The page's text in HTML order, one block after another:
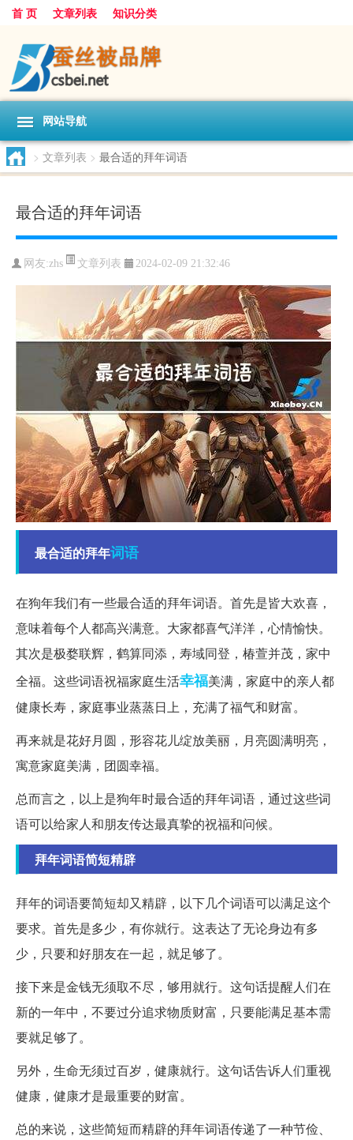
首 页 文章列表 知识分类
网站导航
> 文章列表 > 最合适的拜年词语
最合适的拜年词语
网友:zhs 文章列表 2024-02-09 21:32:46
最合适的拜年词语
在狗年我们有一些最合适的拜年词语。首先是皆大欢喜，
意味着每个人都高兴满意。大家都喜气洋洋，心情愉快。
其次是极婺联辉，鹤算同添，寿域同登，椿萱并茂，家中
全福。这些词语祝福家庭生活幸福美满，家庭中的亲人都
健康长寿，家庭事业蒸蒸日上，充满了福气和财富。
再来就是花好月圆，形容花儿绽放美丽，月亮圆满明亮，
寓意家庭美满，团圆幸福。
总而言之，以上是狗年时最合适的拜年词语，通过这些词
语可以给家人和朋友传达最真挚的祝福和问候。
拜年词语简短精辟
拜年的词语要简短却又精辟，以下几个词语可以满足这个
要求。首先是多少，有你就行。这表达了无论身边有多
少，只要和好朋友在一起，就足够了。
接下来是金钱无须取不尽，够用就行。这句话提醒人们在
新的一年中，不要过分追求物质财富，只要能满足基本需
要就足够了。
另外，生命无须过百岁，健康就行。这句话告诉人们重视
健康，健康才是最重要的财富。
总的来说，这些简短而精辟的拜年词语传递了一种节俭、